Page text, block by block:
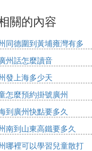
周邊區域充滿了商
成氣候，但從今後
。
由於居民不斷遷入
，例如像白雲區、
了大量的機會。
關的內容
同德圍到黃埔雍灣有多
里
州話怎麼讀音
發上海多少天
怎麼預約掛號廣州
到廣州快點要多久
南到山東高鐵要多久
哪裡可以學習兒童散打